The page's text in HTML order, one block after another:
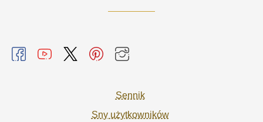
Sennik
Sny użytkowników